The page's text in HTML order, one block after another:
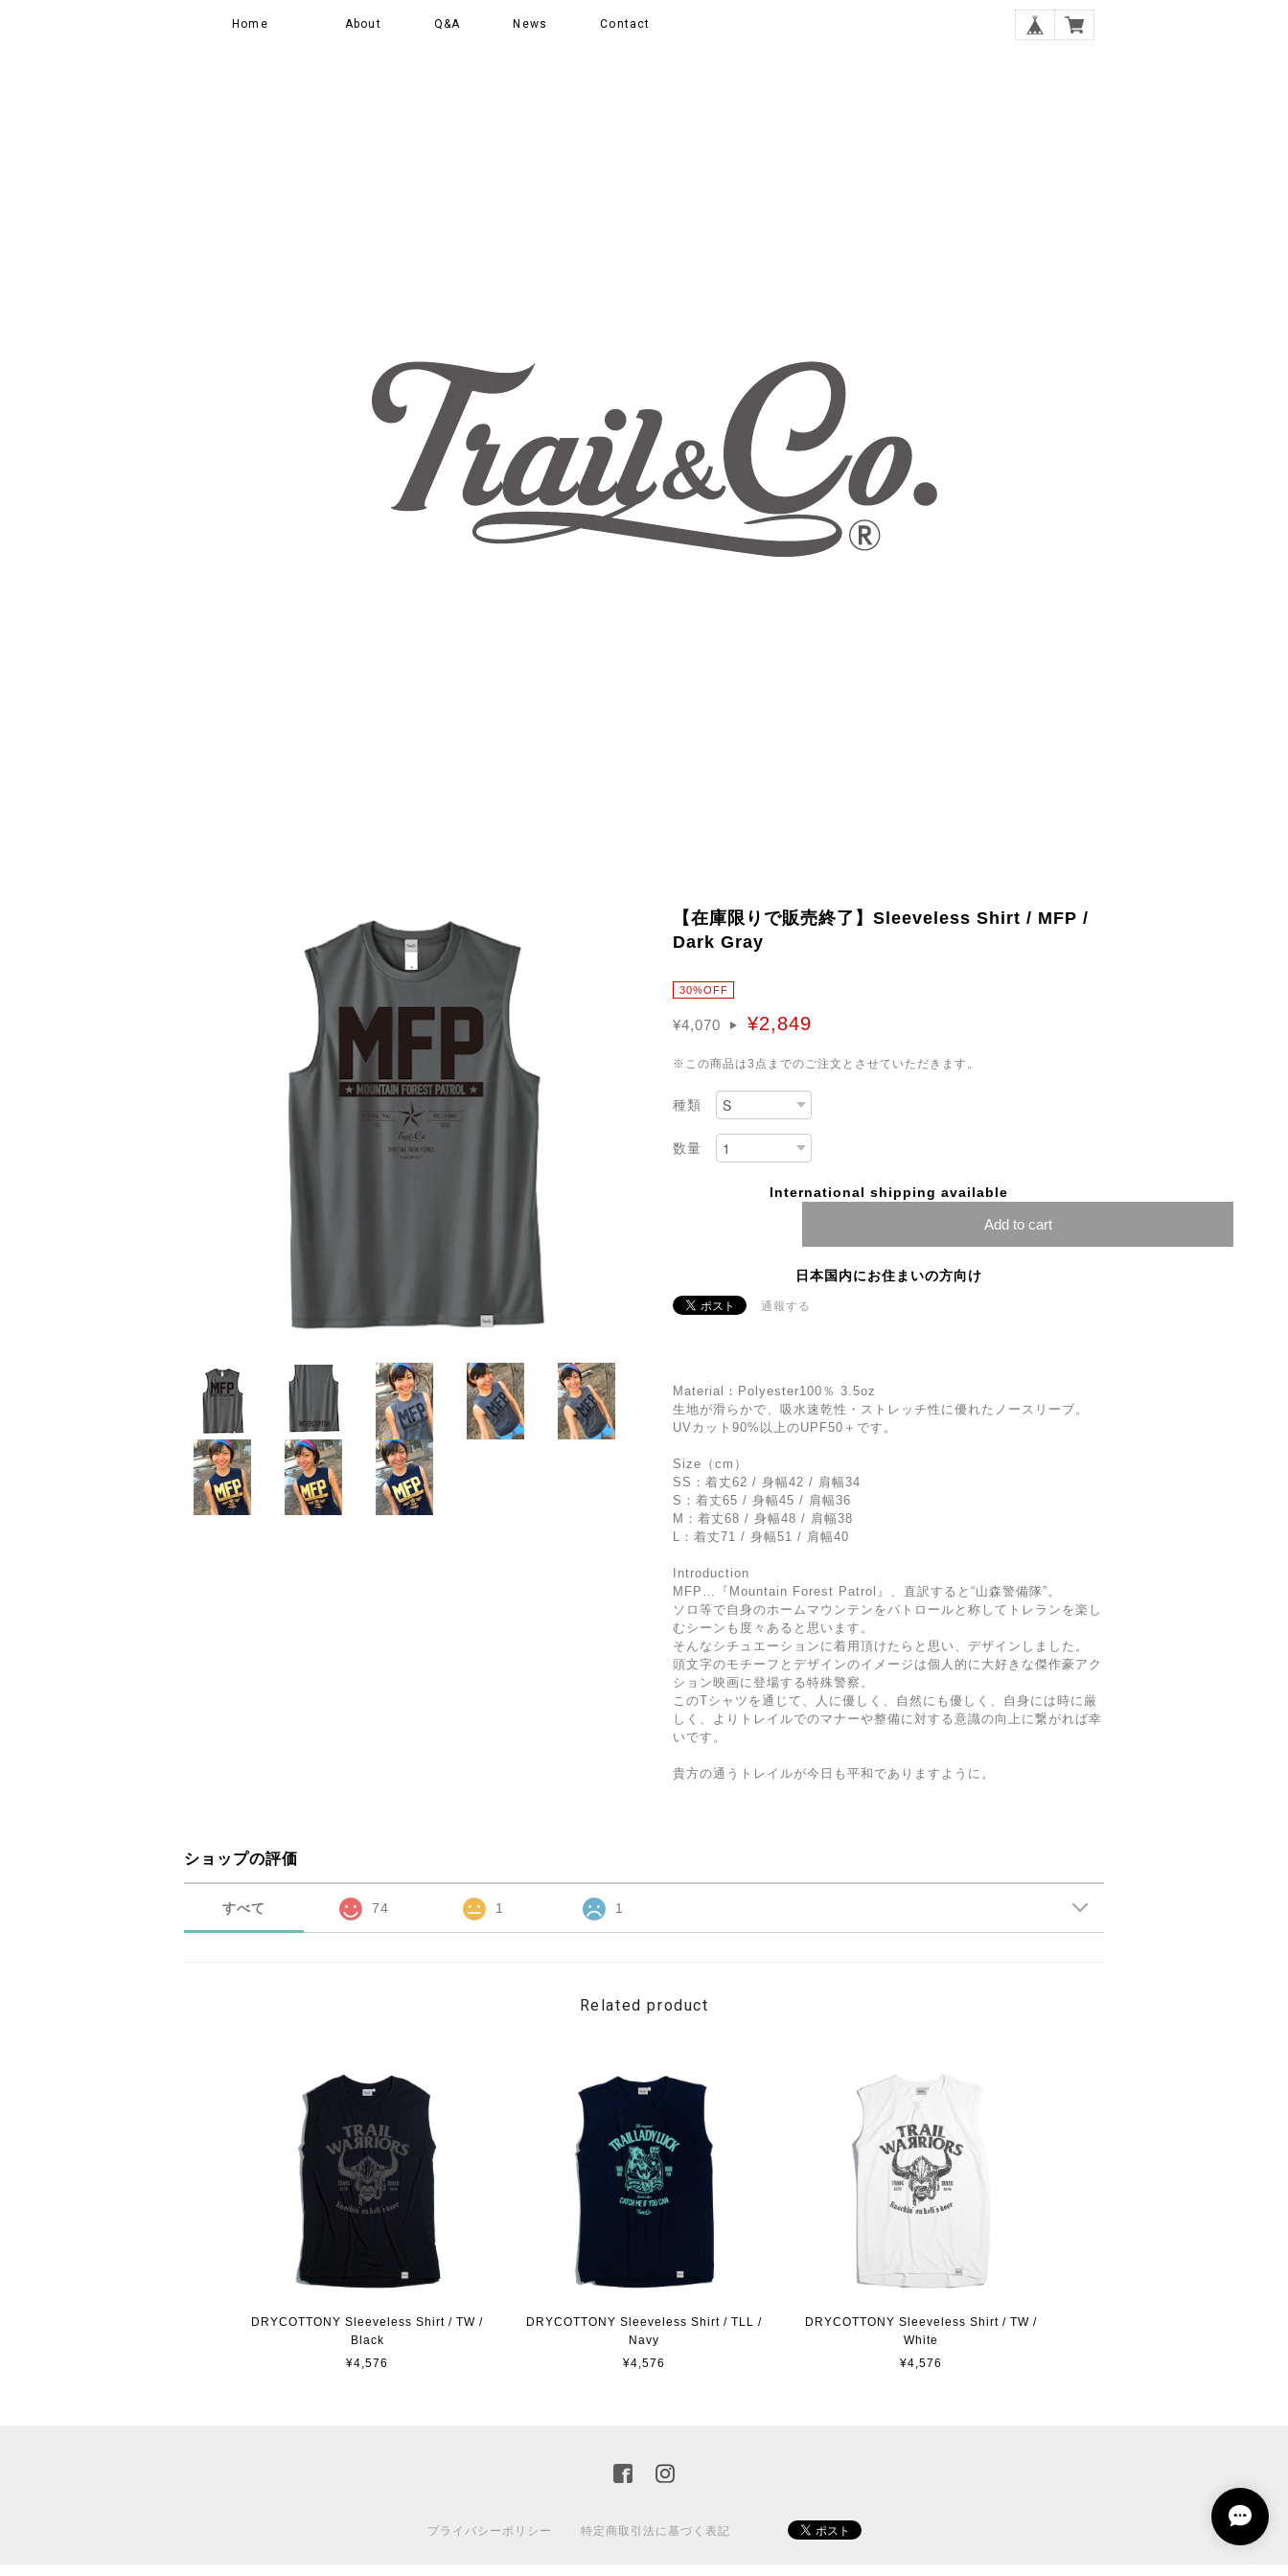
Home About Q&A News Contact
【在庫限りで販売終了】Sleeveless Shirt / MFP /
Dark Gray
30%OFF
¥4,070 ¥2,849
※この商品は3点までのご注文とさせていただきます。
種類
数量
International shipping available
Add to cart
日本国内にお住まいの方向け
通報する
Material：Polyester100％ 3.5oz
生地が滑らかで、吸水速乾性・ストレッチ性に優れたノースリーブ。
UVカット90%以上のUPF50＋です。
Size（cm）
SS：着丈62 / 身幅42 / 肩幅34
S：着丈65 / 身幅45 / 肩幅36
M：着丈68 / 身幅48 / 肩幅38
L：着丈71 / 身幅51 / 肩幅40
Introduction
MFP…『Mountain Forest Patrol』、直訳すると“山森警備隊”。
ソロ等で自身のホームマウンテンをパトロールと称してトレランを楽し
むシーンも度々あると思います。
そんなシチュエーションに着用頂けたらと思い、デザインしました。
頭文字のモチーフとデザインのイメージは個人的に大好きな傑作豪アク
ション映画に登場する特殊警察。
このTシャツを通じて、人に優しく、自然にも優しく、自身には時に厳
しく、よりトレイルでのマナーや整備に対する意識の向上に繋がれば幸
いです。
貴方の通うトレイルが今日も平和でありますように。
ショップの評価
すべて 74 1 1
Related product
DRYCOTTONY Sleeveless Shirt / TW /
Black
¥4,576
DRYCOTTONY Sleeveless Shirt / TLL /
Navy
¥4,576
DRYCOTTONY Sleeveless Shirt / TW /
White
¥4,576
プライバシーポリシー 特定商取引法に基づく表記